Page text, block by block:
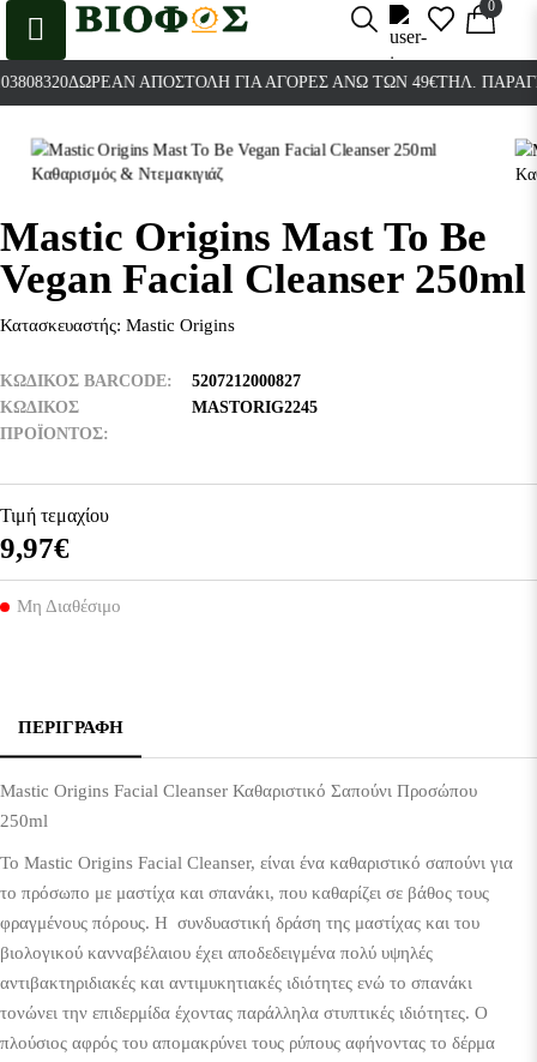
0
ΔΩΡΕΆΝ ΑΠΟΣΤΟΛΉ ΓΙΑ ΑΓΟΡΈΣ ΆΝΩ ΤΩΝ 49€ΤΗΛ.
Mastic Origins Mast To Be
Vegan Facial Cleanser 250ml
Κατασκευαστής: Mastic Origins
ΚΩΔΙΚΟΣ BARCODE
5207212000827
ΚΩΔΙΚΌΣ
ΠΡΟΪΌΝΤΟΣ
MASTORIG2245
Τιμή τεμαχίου
9,97€
Μη Διαθέσιμο
ΠΕΡΙΓΡΑΦΉ
Mastic Origins Facial Cleanser Καθαριστικό Σαπούνι Προσώπου
250ml
To Mastic Origins Facial Cleanser, είναι ένα καθαριστικό σαπούνι για
το πρόσωπο με μαστίχα και σπανάκι, που καθαρίζει σε βάθος τους
φραγμένους πόρους. Η συνδυαστική δράση της μαστίχας και του
βιολογικού κανναβέλαιου έχει αποδεδειγμένα πολύ υψηλές
αντιβακτηριδιακές και αντιμυκητιακές ιδιότητες ενώ το σπανάκι
τονώνει την επιδερμίδα έχοντας παράλληλα στυπτικές ιδιότητες. Ο
πλούσιος αφρός του απομακρύνει τους ρύπους αφήνοντας το δέρμα